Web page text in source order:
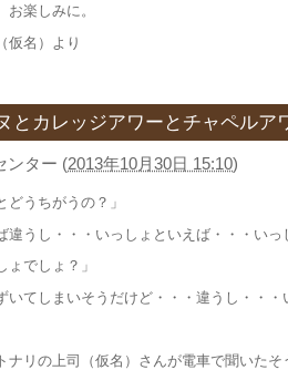
お楽しみに。
仮名）より
とカレッジアワーとチャペルア
ンター (2013年10月30日 15:10)
どうちがうの？」
違うし・・・いっしょといえば・・・い
ょでしょ？」
いてしまいそうだけど・・・違うし・・
ナリの上司（仮名）さんが電車で聞いたそ